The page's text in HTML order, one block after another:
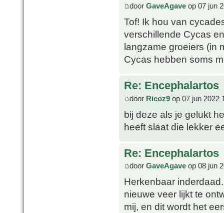
door GaveAgave op 07 jun
Tof! Ik hou van
verschillende Cycas
langzame groeiers (in
Cycas hebben soms
Re: Encephalartos
door Ricoz9 op 07 jun 2022
bij deze als je gelukt
heeft slaat die lekker
Re: Encephalartos
door GaveAgave op 08 jun
Herkenbaar
nieuwe veer lijkt te
mij, en dit wordt het